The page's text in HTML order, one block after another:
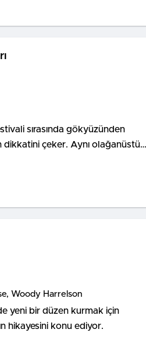
sırasında gökyüzünden
dikkatini çeker. Aynı olağanüstü
Tombik Tekir ve Civciv de
Seth Rogen, Glenn Close, Woody Harrelson
yeni bir düzen kurmak için
hikayesini konu ediyor.